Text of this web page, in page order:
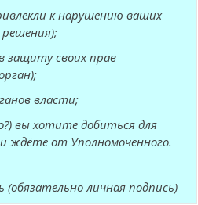
к нарушению ваших
защиту своих прав
власти;
вы хотите добиться для
ждёте от Уполномоченного.
(обязательно личная подпись)